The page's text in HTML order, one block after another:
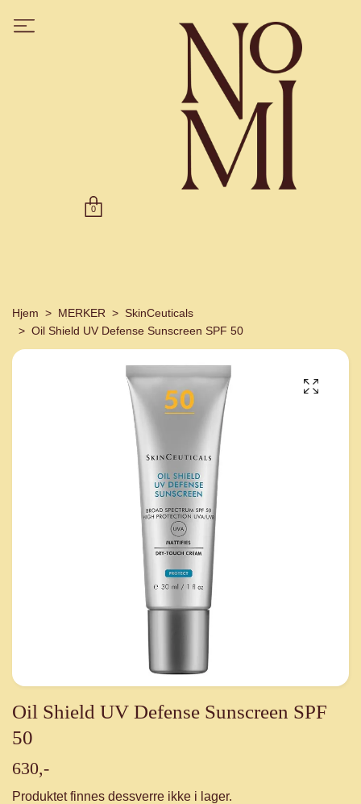
0
Hjem MERKER
SkinCeuticals
Oil Shield UV Defense Sunscreen SPF 50
Oil Shield UV Defense Sunscreen SPF
50
630,-
Produktet finnes dessverre ikke i lager.